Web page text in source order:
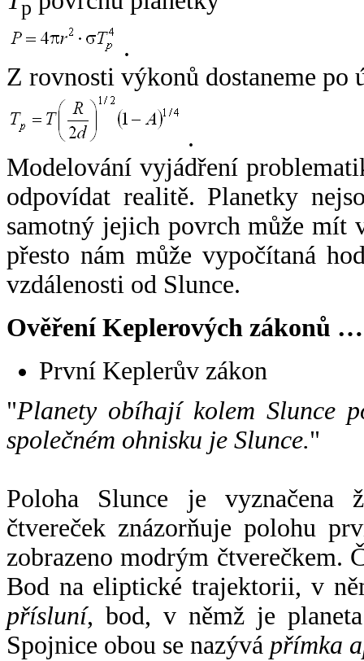
p
.
Z rovnosti výkonů dostaneme po
.
Modelování vyjádření
odpovídat realitě. Planetky
samotný jejich povrch může mít
přesto nám může vypočítaná
vzdálenosti od Slunce.
Ověření Keplerových zákonů …
První Keplerův zákon
"Planety obíhají kolem Slunce
společném ohnisku je Slunce."
Poloha Slunce je vyznačena
čtvereček znázorňuje polohu
zobrazeno modrým čtverečkem.
Bod na eliptické trajektorii, v
přísluní, bod, v němž je
Spojnice obou se nazývá přímka